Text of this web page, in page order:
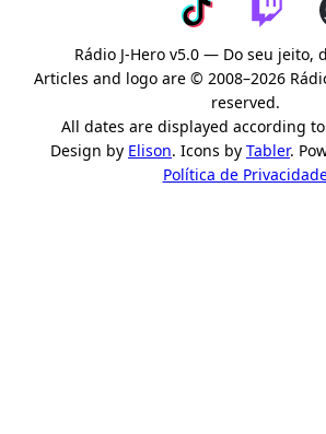
Rádio J-Hero v5.0 — Do seu jeito,
Articles and logo are © 2008–2026
reserved.
All dates are displayed according to
Design by Elison. Icons by Tabler.
Política de